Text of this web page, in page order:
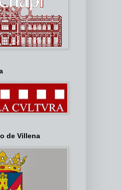
de Villena